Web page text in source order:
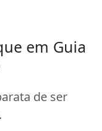
em Guia
de ser